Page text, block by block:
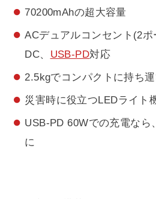
70200mAhの超大容量
ACデュアルコンセント(2ポ
DC、 USB-PD対応
2.5kgでコンパクトに持ち
災害時に役立つLEDライト
USB-PD 60Wでの充電なら
に